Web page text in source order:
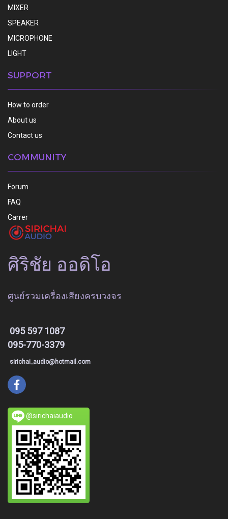
MIXER
SPEAKER
MICROPHONE
LIGHT
SUPPORT
How to order
About us
Contact us
COMMUNITY
Forum
FAQ
Carrer
ศิริชัย ออดิโอ
ศูนย์รวมเครื่องเสียงครบวงจร
095 597 1087
095-770-3379
sirichai_audio@hotmail.com
@sirichaiaudio